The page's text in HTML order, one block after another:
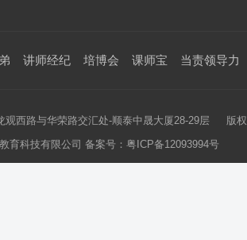
讲师经纪 培博会 课师宝 当责领导力
观西路与华荣路交汇处-顺泰中晟大厦28-29层 版权
育科技有限公司 备案号： 粤ICP备12093994号